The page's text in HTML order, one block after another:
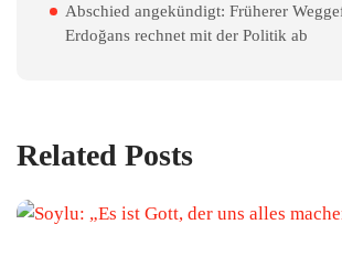
Abschied angekündigt: Früherer
Erdoğans rechnet mit der Politik ab
Related Posts